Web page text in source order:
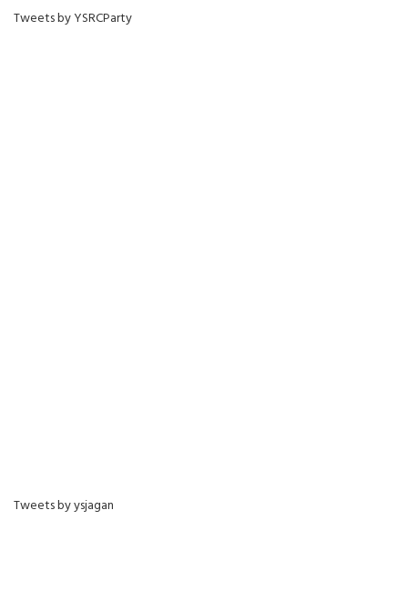
Tweets by YSRCParty
Tweets by ysjagan